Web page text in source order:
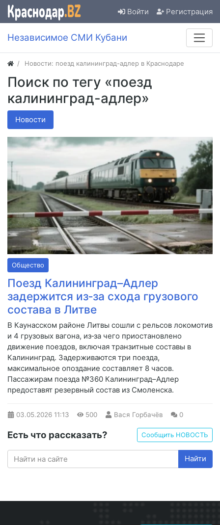
Войти Регистрация
Независимое СМИ Кубани
Новости: поезд калининград-адлер в Краснодаре
Поиск по тегу «поезд
калининград-адлер»
Новости
Общество
Поезд Калининград–Адлер
задержится из‑за схода грузового
состава в Литве
В Каунасском районе Литвы сошли с рельсов локомотив
и 4 грузовых вагона, из‑за чего приостановлено
движение поездов, включая транзитные составы в
Калининград. Задерживаются три поезда,
максимальное опоздание составляет 8 часов.
Пассажирам поезда №360 Калининград–Адлер
предоставят резервный состав из Смоленска.
03.05.2026 11:13 500 Вася Горбачёв 0
Есть что рассказать? Сообщить НОВОСТЬ
Найти